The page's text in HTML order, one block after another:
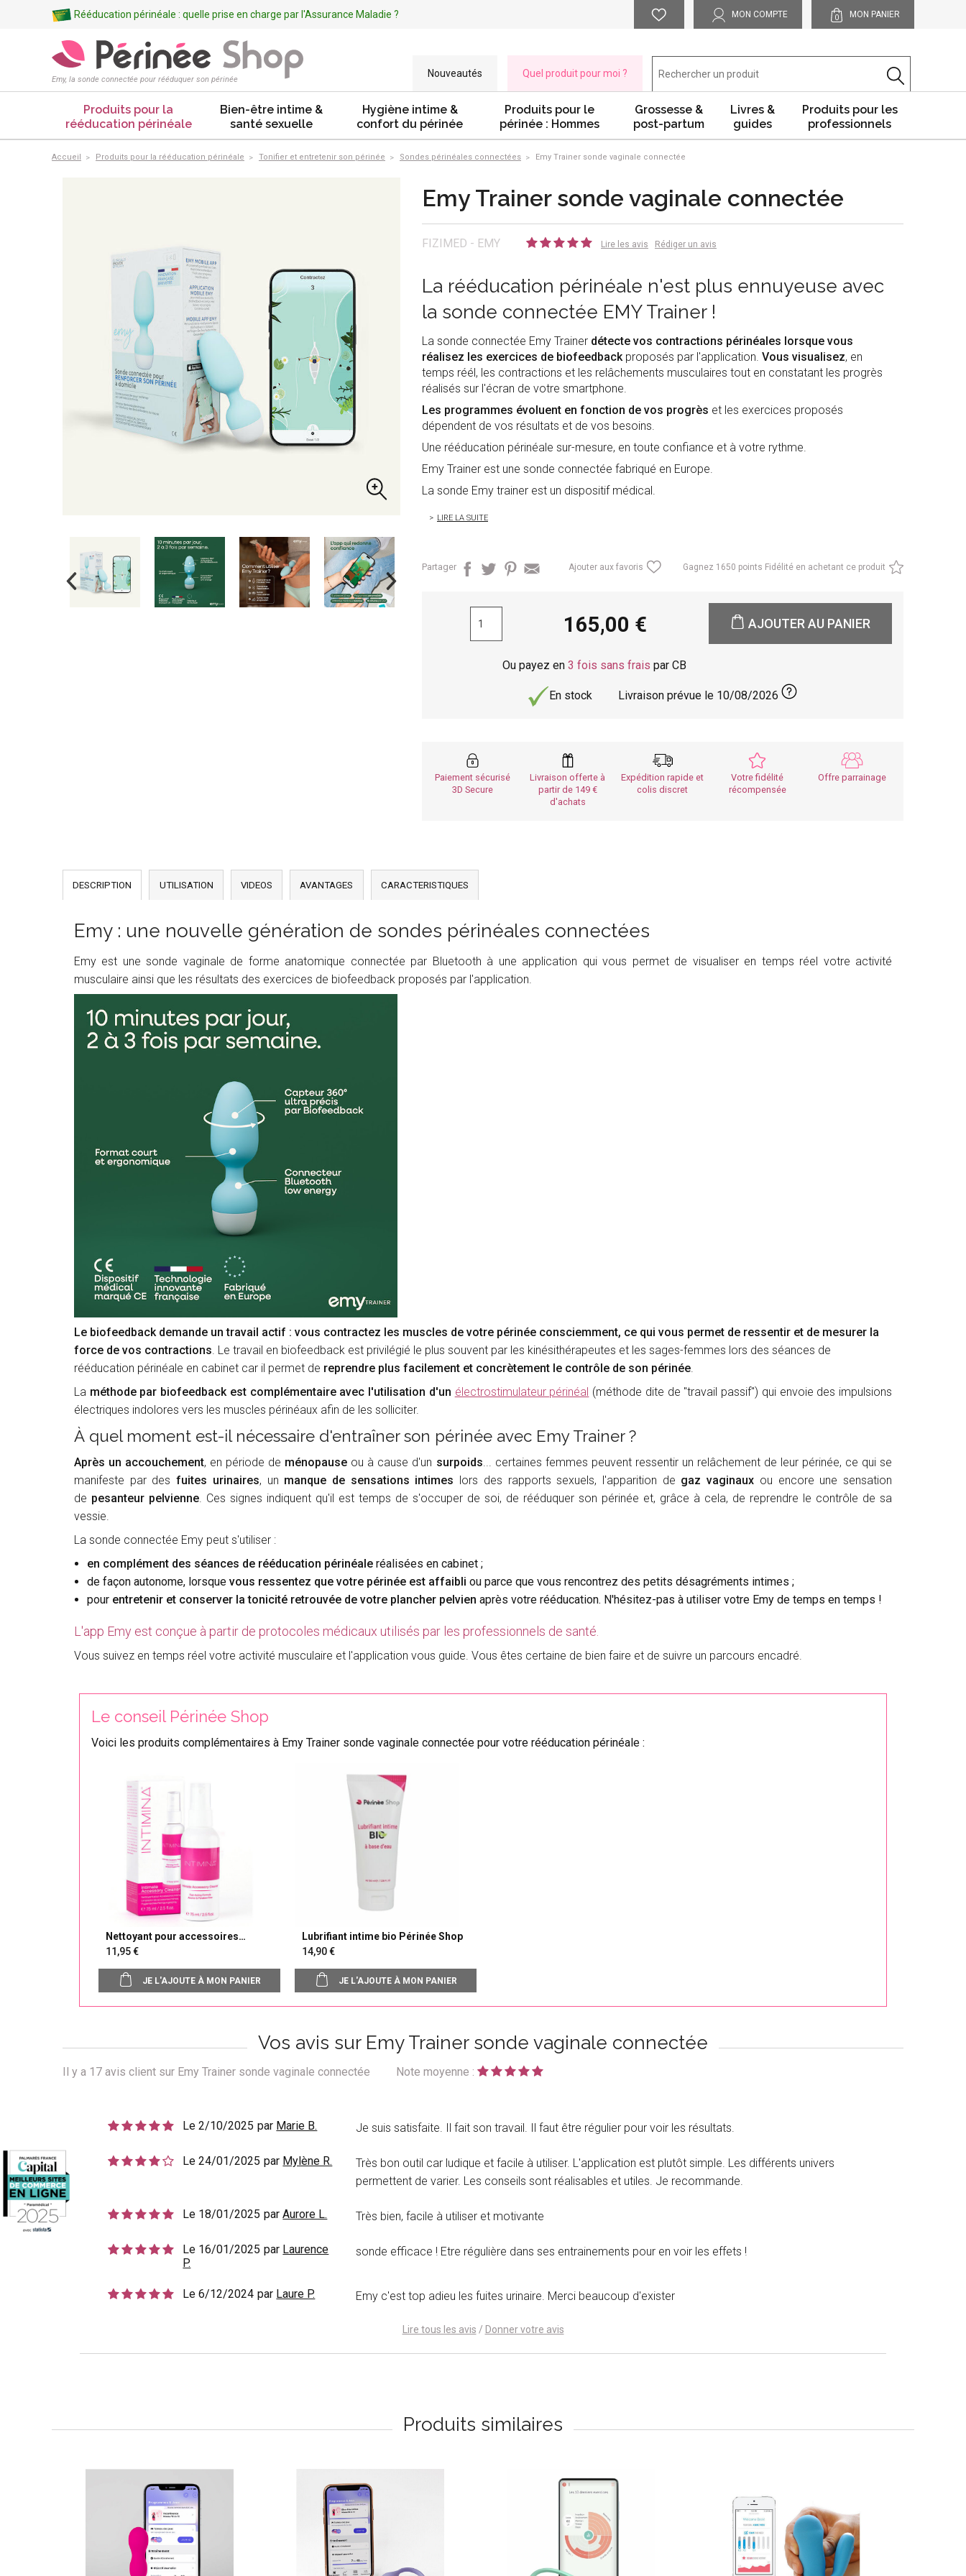
Rééducation périnéale : quelle prise en charge par l'Assurance Maladie ? MON COMPTE 0 MON PANIER
Emy, la sonde connectée pour rééduquer son périnée
Nouveautés Quel produit pour moi ?
Produits pour la
rééducation périnéale
Bien-être intime &
santé sexuelle
Hygiène intime &
confort du périnée
Produits pour le
périnée : Hommes
Grossesse &
post-partum
Livres &
guides
Produits pour les
professionnels
Accueil Produits pour la rééducation périnéale Tonifier et entretenir son périnée Sondes périnéales connectées Emy Trainer sonde vaginale connectée
Emy Trainer sonde vaginale connectée
FIZIMED - EMY Lire les avis Rédiger un avis
La rééducation périnéale n'est plus ennuyeuse avec
la sonde connectée EMY Trainer !
La sonde connectée Emy Trainer détecte vos contractions périnéales lorsque vous
réalisez les exercices de biofeedbackproposés par l'application. Vous visualisez, en
temps réél, les contractions et les relâchements musculaires tout en constatant les progrès
réalisés sur l'écran de votre smartphone.
Les programmes évoluent en fonction de vos progrès et les exercices proposés
dépendent de vos résultats et de vos besoins.
Une rééducation périnéale sur-mesure, en toute confiance et à votre rythme.
Emy Trainer est une sonde connectée fabriqué en Europe.
La sonde Emy trainer est un dispositif médical.
LIRE LA SUITE
Partager Ajouter aux favoris Gagnez 1650 points Fidélité en achetant ce produit
165,00 AJOUTER AU PANIER
Ou payez en 3 fois sans frais par CB
En stock Livraison prévue le 10/08/2026
Paiement sécurisé
3D Secure
Livraison offerte à
partir de 149
d'achats
Expédition rapide et
colis discret
Votre fidélité
récompensée
Offre parrainage
DESCRIPTION UTILISATION VIDEOS AVANTAGES CARACTERISTIQUES
Emy : une nouvelle génération de sondes périnéales connectées
Emy est une sonde vaginale de forme anatomique connectée par Bluetooth à une application qui vous permet de visualiser en temps réel votre activité
musculaire ainsi que les résultats des exercices de biofeedback proposés par l'application.
Le biofeedback demande un travail actif : vous contractez les muscles de votre périnée consciemment, ce qui vous permet de ressentir et de mesurer la
force de vos contractions. Le travail en biofeedback est privilégié le plus souvent par les kinésithérapeutes et les sages-femmes lors des séances de
rééducation périnéale en cabinet car il permet de reprendre plus facilement et concrètement le contrôle de son périnée.
La méthode par biofeedback est complémentaire avec l'utilisation d'un électrostimulateur périnéal (méthode dite de "travail passif") qui envoie des impulsions
électriques indolores vers les muscles périnéaux afin de les solliciter.
À quel moment est-il nécessaire d'entraîner son périnée avec Emy Trainer ?
Après un accouchement, en période de ménopause ou à cause d'un surpoids... certaines femmes peuvent ressentir un relâchement de leur périnée, ce qui se
manifeste par desfuites urinaires, un manque de sensations intimes lors des rapports sexuels, l'apparition de gaz vaginaux ou encore une sensation
de pesanteur pelvienne. Ces signes indiquent qu'il est temps de s'occuper de soi, de rééduquer son périnée et, grâce à cela, de reprendre le contrôle de sa
vessie.
La sonde connectée Emy peut s'utiliser :
en complément des séances de rééducation périnéaleréalisées en cabinet ;
de façon autonome, lorsque vous ressentez que votre périnée est affaibli ou parce que vous rencontrez des petits désagréments intimes ;
pour entretenir et conserver la tonicité retrouvée de votre plancher pelvien après votre rééducation. N'hésitez-pas à utiliser votre Emy de temps en temps !
L'app Emy est conçue à partir de protocoles médicaux utilisés par les professionnels de santé.
Vous suivez en temps réel votre activité musculaire et l'application vous guide. Vous êtes certaine de bien faire et de suivre un parcours encadré.
Le conseil Périnée Shop
Voici les produits complémentaires à Emy Trainer sonde vaginale connectée pour votre rééducation périnéale :
Nettoyant pour accessoires
intimes Intimina
11,95
JE L'AJOUTE À MON PANIER
Lubrifiant intime bio Périnée Shop
14,90
JE L'AJOUTE À MON PANIER
Vos avis sur Emy Trainer sonde vaginale connectée
Il y a 17 avis client sur Emy Trainer sonde vaginale connectée Note moyenne :
Le 2/10/2025 par Marie B. Je suis satisfaite. Il fait son travail. Il faut être régulier pour voir les résultats.
Le 24/01/2025 par Mylène R.
Très bon outil car ludique et facile à utiliser. L'application est plutôt simple. Les différents univers
permettent de varier. Les conseils sont réalisables et utiles. Je recommande.
Le 18/01/2025 parAurore L. Très bien, facile à utiliser et motivante
Le 16/01/2025 par Laurence
P.
sonde efficace ! Etre régulière dans ses entrainements pour en voir les effets !
Le 6/12/2024 par Laure P. Emy c'est top adieu les fuites urinaire. Merci beaucoup d'exister
Lire tous les avis / Donner votre avis
Produits similaires